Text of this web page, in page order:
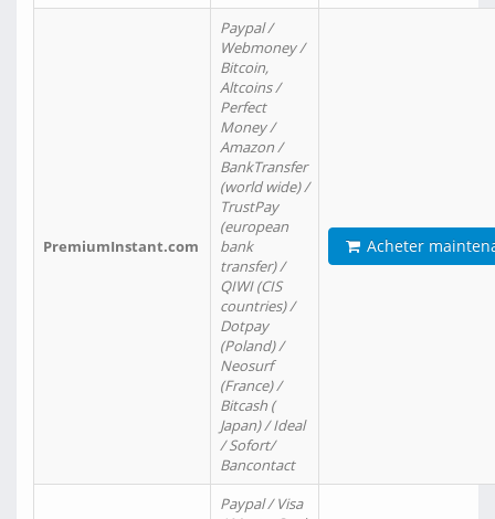
PremiumInstant.com
Paypal /
Webmoney /
Bitcoin,
Altcoins /
Perfect
Money /
Amazon /
BankTransfer
(world wide) /
TrustPay
(european
bank
transfer) /
QIWI (CIS
countries) /
Dotpay
(Poland) /
Neosurf
(France) /
Bitcash (
Japan) / Ideal
/ Sofort/
Bancontact
Acheter
Paypal / Visa